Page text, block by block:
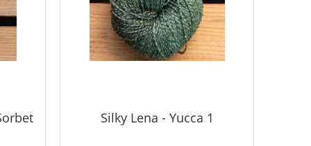
Silky Lena - Yucca 1